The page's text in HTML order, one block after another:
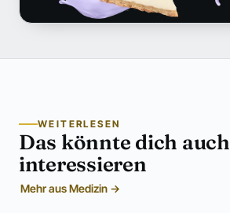
WEITERLESEN
Das könnte dich auch
interessieren
Mehr aus Medizin →